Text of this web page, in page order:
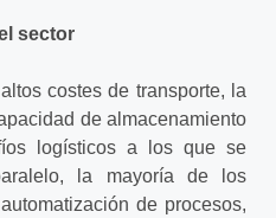
sector
costes de transporte, la
de almacenamiento
logísticos a los que se
la mayoría de los
de procesos,